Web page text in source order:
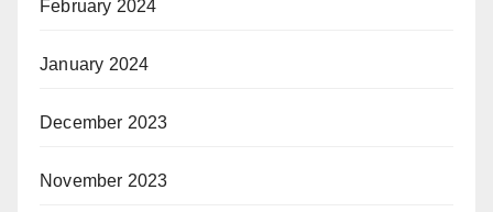
February 2024
January 2024
December 2023
November 2023